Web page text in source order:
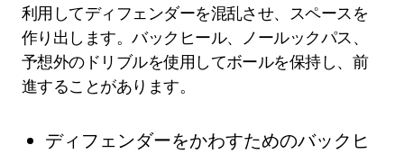
利用してディフェンダーを混乱させ、スペースを
作り出します。バックヒール、ノールックパス、
予想外のドリブルを使用してボールを保持し、前
進することがあります。
ディフェンダーをかわすためのバックヒ